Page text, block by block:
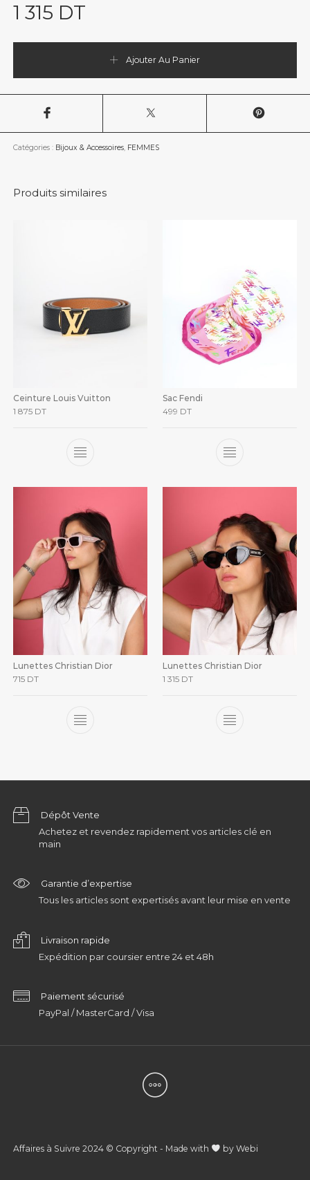
1 315 DT
Ajouter Au Panier
Catégories : Bijoux & Accessoires, FEMMES
Produits similaires
Ceinture Louis Vuitton
1 875 DT
Sac Fendi
499 DT
Lunettes Christian Dior
715 DT
Lunettes Christian Dior
1 315 DT
Dépôt Vente
Achetez et revendez rapidement vos articles clé en
main
Garantie d’expertise
Tous les articles sont expertisés avant leur mise en vente
Livraison rapide
Expédition par coursier entre 24 et 48h
Paiement sécurisé
PayPal / MasterCard / Visa
Affaires à Suivre 2024 © Copyright - Made with by Webi